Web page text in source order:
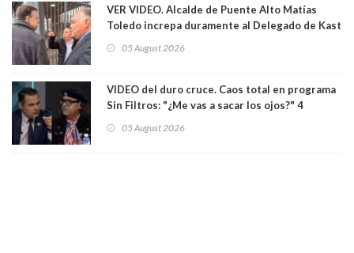
VER VIDEO. Alcalde de Puente Alto Matías
Toledo increpa duramente al Delegado de Kast
delegado nuevamente arrancando"
05 August 2026
VIDEO del duro cruce. Caos total en programa
Sin Filtros: "¿Me vas a sacar los ojos?" 4
excarabinero que dejó ciego a Gustavo Gatica:
05 August 2026